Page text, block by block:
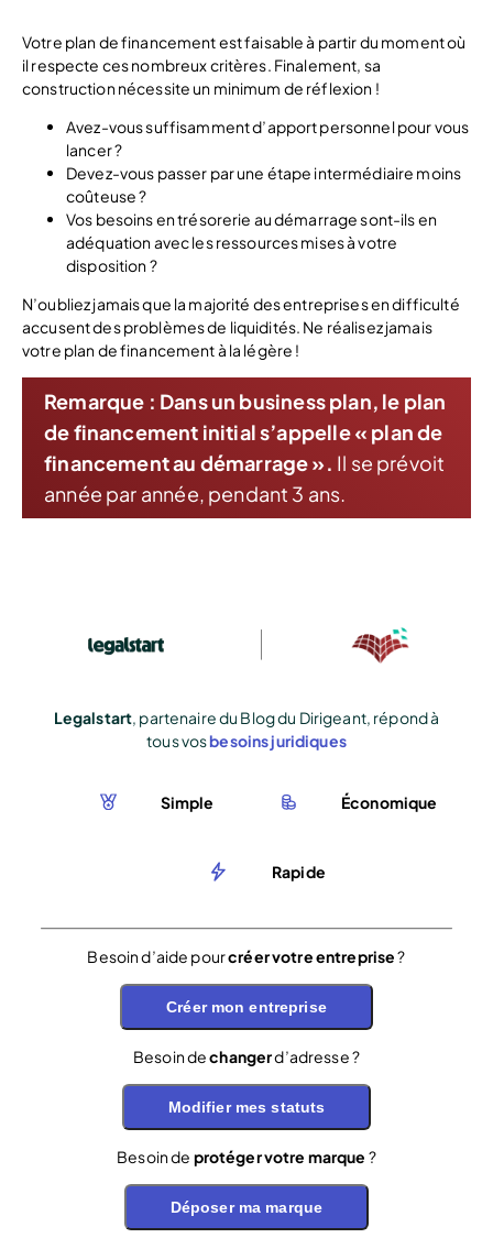
Votre plan de financement est faisable à partir du moment où
il respecte ces nombreux critères. Finalement, sa
construction nécessite un minimum de réflexion !
Avez-vous suffisamment d’apport personnel pour vous
lancer ?
Devez-vous passer par une étape intermédiaire moins
coûteuse ?
Vos besoins en trésorerie au démarrage sont-ils en
adéquation avec les ressources mises à votre
disposition ?
N’oubliez jamais que la majorité des entreprises en difficulté
accusent des problèmes de liquidités. Ne réalisez jamais
votre plan de financement à la légère !
Remarque : Dans un business plan, le plan
de financement initial s’appelle « plan de
financement au démarrage ». Il se prévoit
année par année, pendant 3 ans.
Legalstart , partenaire du Blog du Dirigeant, répond à
tous vosbesoins juridiques
Simple Économique
Rapide
Besoin d’aide pourcréer votre entreprise?
Créer mon entreprise
Besoin dechangerd’adresse ?
Modifier mes statuts
Besoin de protéger votre marque ?
Déposer ma marque